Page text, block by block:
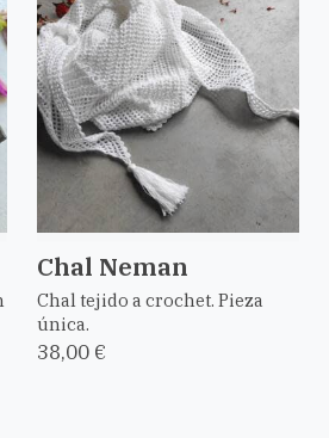
Chal Neman
Chal tejido a crochet. Pieza
única.
38,00 €